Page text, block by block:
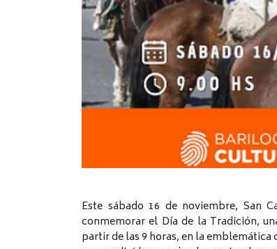
Este sábado 16 de noviembre, San
conmemorar el Día de la Tradición,
partir de las 9 horas, en la